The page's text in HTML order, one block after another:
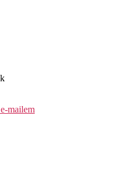
mailem